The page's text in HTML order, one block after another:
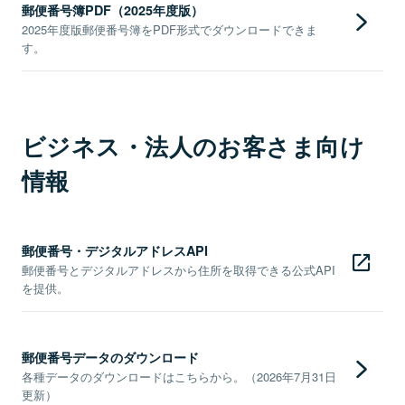
郵便番号簿PDF（2025年度版）
2025年度版郵便番号簿をPDF形式でダウンロードできま
す。
ビジネス・法人のお客さま向け
情報
郵便番号・デジタルアドレスAPI
郵便番号とデジタルアドレスから住所を取得できる公式API
を提供。
郵便番号データのダウンロード
各種データのダウンロードはこちらから。（2026年7月31日
更新）